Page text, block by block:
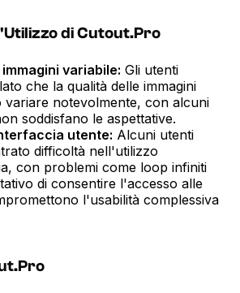
di Cutout.Pro
variabile: Gli utenti
che la qualità delle immagini
variare notevolmente, con alcuni
soddisfano le aspettative.
utente: Alcuni utenti
difficoltà nell'utilizzo
con problemi come loop infiniti
di consentire l'accesso alle
l'usabilità complessiva